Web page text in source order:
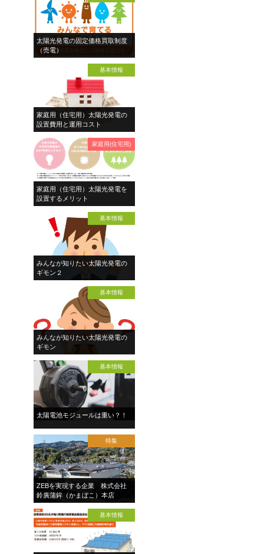
太陽光発電の固定価格買取制度
（売電）
基本情報
家庭用（住宅用）太陽光発電の
設置費用と運用コスト
家庭用(住宅用)
家庭用（住宅用）太陽光発電を
設置するメリット
基本情報
みんなが知りたい太陽光発電の
ギモン２
基本情報
みんなが知りたい太陽光発電の
ギモン
基本情報
太陽電池モジュールは重い？！
特集
ZEBを実現する企業 株式会社
鈴廣蒲鉾（かまぼこ）本店
基本情報